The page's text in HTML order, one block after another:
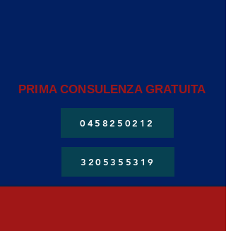
PRIMA CONSULENZA GRATUITA
0458250212
3205355319